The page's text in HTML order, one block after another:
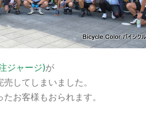
ジャージ)が
してしまいました。
お客様もおられます。